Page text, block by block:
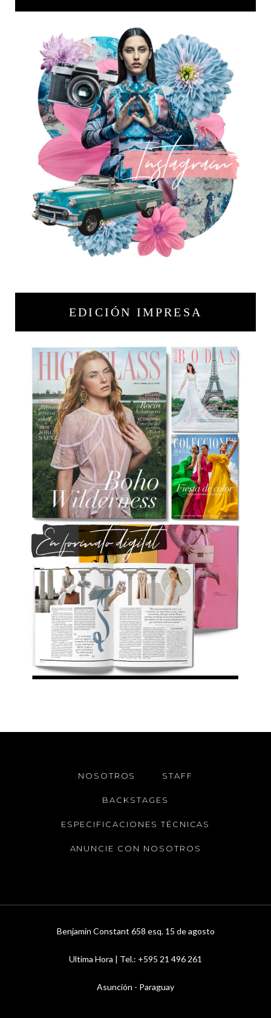
EDICIÓN IMPRESA
NOSOTROS STAFF
BACKSTAGES
ESPECIFICACIONES TÉCNICAS
ANUNCIE CON NOSOTROS
Benjamin Constant 658 esq. 15 de agosto
Ultima Hora | Tel.: +595 21 496 261
Asunción - Paraguay